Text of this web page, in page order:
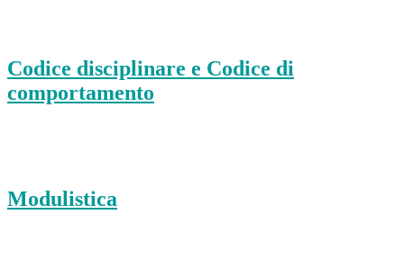
Codice disciplinare e Codice di
comportamento
Modulistica